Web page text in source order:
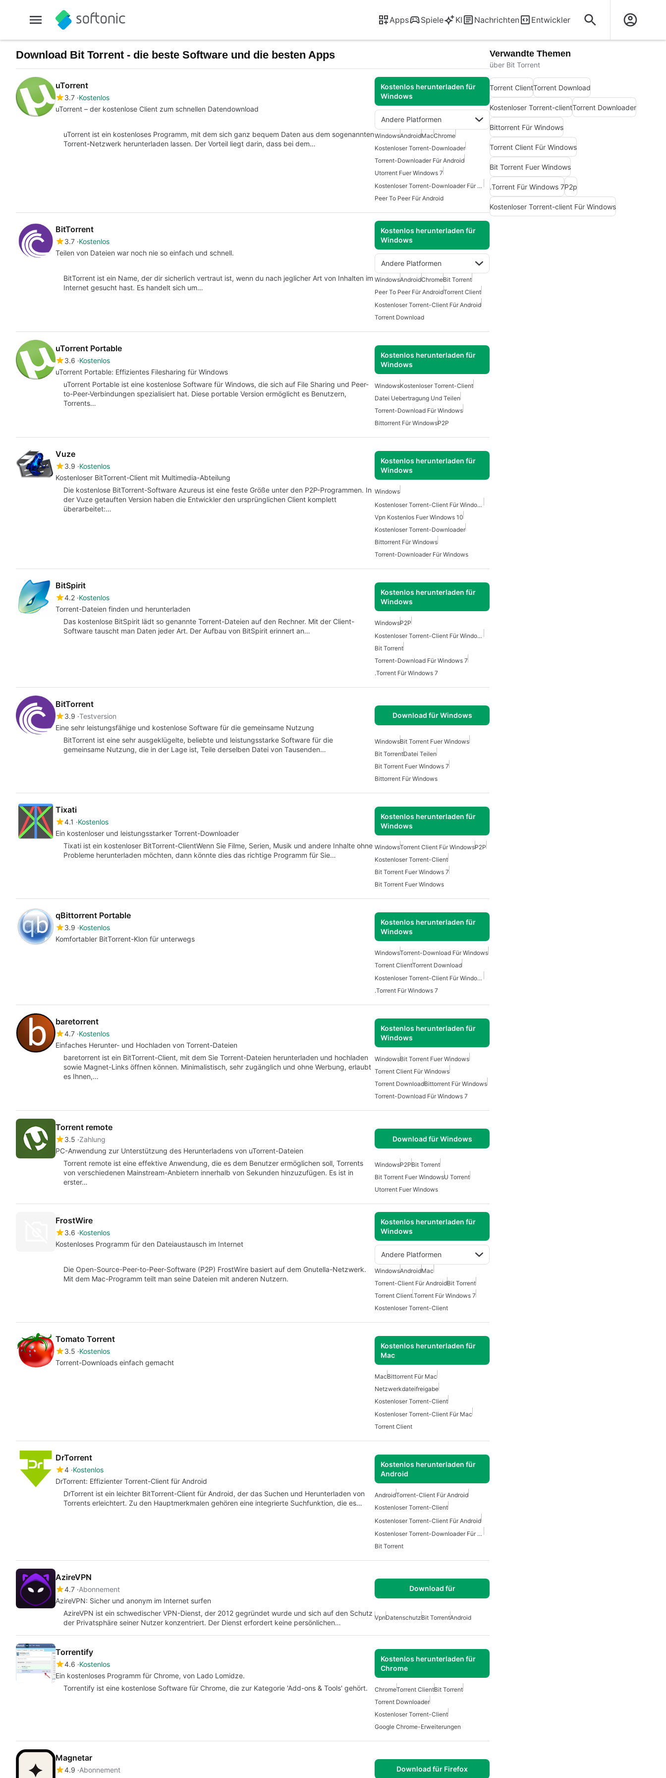
Apps Spiele KI Nachrichten Entwickler
Download Bit Torrent - die beste Software und die besten Apps
uTorrent
3.7 Kostenlos
uTorrent – der kostenlose Client zum schnellen Datendownload
Kostenlos herunterladen für
Windows
Andere Platformen
uTorrent ist ein kostenloses Programm, mit dem sich ganz bequem Daten aus dem sogenannten
Torrent-Netzwerk herunterladen lassen. Der Vorteil liegt darin, dass bei dem…
WindowsAndroidMacChrome
Kostenloser Torrent-Downloader
Torrent-Downloader Für Android
Utorrent Fuer Windows 7
Kostenloser Torrent-Downloader Für Android
Peer To Peer Für Android
BitTorrent
3.7 Kostenlos
Teilen von Dateien war noch nie so einfach und schnell.
Kostenlos herunterladen für
Windows
Andere Platformen
BitTorrent ist ein Name, der dir sicherlich vertraut ist, wenn du nach jeglicher Art von Inhalten im
Internet gesucht hast. Es handelt sich um…
WindowsAndroidChromeBit Torrent
Peer To Peer Für AndroidTorrent Client
Kostenloser Torrent-Client Für Android
Torrent Download
uTorrent Portable
3.6 Kostenlos
uTorrent Portable: Effizientes Filesharing für Windows
Kostenlos herunterladen für
Windows
uTorrent Portable ist eine kostenlose Software für Windows, die sich auf File Sharing und Peer-
to-Peer-Verbindungen spezialisiert hat. Diese portable Version ermöglicht es Benutzern,
Torrents…
WindowsKostenloser Torrent-Client
Datei Uebertragung Und Teilen
Torrent-Download Für Windows
Bittorrent Für WindowsP2P
Vuze
3.9 Kostenlos
Kostenloser BitTorrent-Client mit Multimedia-Abteilung
Kostenlos herunterladen für
Windows
Die kostenlose BitTorrent-Software Azureus ist eine feste Größe unter den P2P-Programmen. In
der Vuze getauften Version haben die Entwickler den ursprünglichen Client komplett
überarbeitet:…
Windows
Kostenloser Torrent-Client Für Windows
Vpn Kostenlos Fuer Windows 10
Kostenloser Torrent-Downloader
Bittorrent Für Windows
Torrent-Downloader Für Windows
BitSpirit
4.2 Kostenlos
Torrent-Dateien finden und herunterladen
Kostenlos herunterladen für
Windows
Das kostenlose BitSpirit lädt so genannte Torrent-Dateien auf den Rechner. Mit der Client-
Software tauscht man Daten jeder Art. Der Aufbau von BitSpirit erinnert an…
WindowsP2P
Kostenloser Torrent-Client Für Windows
Bit Torrent
Torrent-Download Für Windows 7
.Torrent Für Windows 7
BitTorrent
3.9 Testversion
Eine sehr leistungsfähige und kostenlose Software für die gemeinsame Nutzung
Download für Windows
BitTorrent ist eine sehr ausgeklügelte, beliebte und leistungsstarke Software für die
gemeinsame Nutzung, die in der Lage ist, Teile derselben Datei von Tausenden…
WindowsBit Torrent Fuer Windows
Bit TorrentDatei Teilen
Bit Torrent Fuer Windows 7
Bittorrent Für Windows
Tixati
4.1
Kostenlos
Ein kostenloser und leistungsstarker Torrent-Downloader
Kostenlos herunterladen für
Windows
Tixati ist ein kostenloser BitTorrent-ClientWenn Sie Filme, Serien, Musik und andere Inhalte ohne
Probleme herunterladen möchten, dann könnte dies das richtige Programm für Sie…
WindowsTorrent Client Für WindowsP2P
Kostenloser Torrent-Client
Bit Torrent Fuer Windows 7
Bit Torrent Fuer Windows
qBittorrent Portable
3.9 Kostenlos
Komfortabler BitTorrent-Klon für unterwegs
Kostenlos herunterladen für
Windows
WindowsTorrent-Download Für Windows
Torrent ClientTorrent Download
Kostenloser Torrent-Client Für Windows
.Torrent Für Windows 7
baretorrent
4.7 Kostenlos
Einfaches Herunter- und Hochladen von Torrent-Dateien
Kostenlos herunterladen für
Windows
baretorrent ist ein BitTorrent-Client, mit dem Sie Torrent-Dateien herunterladen und hochladen
sowie Magnet-Links öffnen können. Minimalistisch, sehr zugänglich und ohne Werbung, erlaubt
es Ihnen,…
WindowsBit Torrent Fuer Windows
Torrent Client Für Windows
Torrent DownloadBittorrent Für Windows
Torrent-Download Für Windows 7
Torrent remote
3.5 Zahlung
PC-Anwendung zur Unterstützung des Herunterladens von uTorrent-Dateien
Download für Windows
Torrent remote ist eine effektive Anwendung, die es dem Benutzer ermöglichen soll, Torrents
von verschiedenen Mainstream-Anbietern innerhalb von Sekunden hinzuzufügen. Es ist in
erster…
WindowsP2PBit Torrent
Bit Torrent Fuer WindowsU Torrent
Utorrent Fuer Windows
FrostWire
3.6 Kostenlos
Kostenloses Programm für den Dateiaustausch im Internet
Kostenlos herunterladen für
Windows
Andere Platformen
Die Open-Source-Peer-to-Peer-Software (P2P) FrostWire basiert auf dem Gnutella-Netzwerk.
Mit dem Mac-Programm teilt man seine Dateien mit anderen Nutzern.
WindowsAndroidMac
Torrent-Client Für AndroidBit Torrent
Torrent Client.Torrent Für Windows 7
Kostenloser Torrent-Client
Tomato Torrent
3.5 Kostenlos
Torrent-Downloads einfach gemacht
Kostenlos herunterladen für
Mac
MacBittorrent Für Mac
Netzwerkdateifreigabe
Kostenloser Torrent-Client
Kostenloser Torrent-Client Für Mac
Torrent Client
DrTorrent
4 Kostenlos
DrTorrent: Effizienter Torrent-Client für Android
Kostenlos herunterladen für
Android
DrTorrent ist ein leichter BitTorrent-Client für Android, der das Suchen und Herunterladen von
Torrents erleichtert. Zu den Hauptmerkmalen gehören eine integrierte Suchfunktion, die es…
AndroidTorrent-Client Für Android
Kostenloser Torrent-Client
Kostenloser Torrent-Client Für Android
Kostenloser Torrent-Downloader Für Android
Bit Torrent
AzireVPN
4.7 Abonnement
AzireVPN: Sicher und anonym im Internet surfen
Download für
AzireVPN ist ein schwedischer VPN-Dienst, der 2012 gegründet wurde und sich auf den Schutz
der Privatsphäre seiner Nutzer konzentriert. Der Dienst erfordert keine persönlichen…
VpnDatenschutzBit TorrentAndroid
Torrentify
4.6 Kostenlos
Ein kostenloses Programm für Chrome, von Lado Lomidze.
Kostenlos herunterladen für
Chrome
Torrentify ist eine kostenlose Software für Chrome, die zur Kategorie 'Add-ons & Tools' gehört. ChromeTorrent ClientBit Torrent
Torrent Downloader
Kostenloser Torrent-Client
Google Chrome-Erweiterungen
Magnetar
4.9 Abonnement
Download für Firefox
Verwandte Themen
über Bit Torrent
Torrent ClientTorrent Download
Kostenloser Torrent-clientTorrent Downloader
Bittorrent Für Windows
Torrent Client Für Windows
Bit Torrent Fuer Windows
.Torrent Für Windows 7P2p
Kostenloser Torrent-client Für Windows